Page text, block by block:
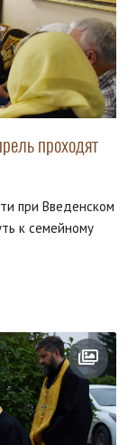
проходят
при Введенском
к семейному